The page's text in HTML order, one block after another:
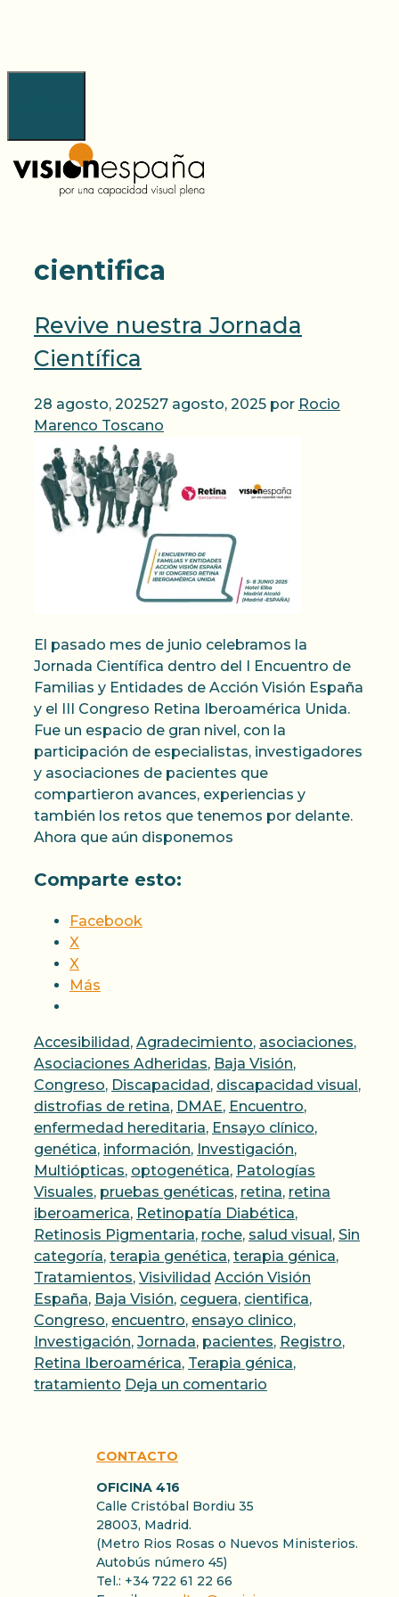
cientifica
Revive nuestra Jornada
Científica
28 agosto, 202527 agosto, 2025 por Rocio
Marenco Toscano
El pasado mes de junio celebramos la
Jornada Científica dentro del I Encuentro de
Familias y Entidades de Acción Visión España
y el III Congreso Retina Iberoamérica Unida.
Fue un espacio de gran nivel, con la
participación de especialistas, investigadores
y asociaciones de pacientes que
compartieron avances, experiencias y
también los retos que tenemos por delante.
Ahora que aún disponemos
Comparte esto:
Facebook
X
X
Más
Categorías
Accesibilidad, Agradecimiento, asociaciones,
Asociaciones Adheridas, Baja Visión,
Congreso, Discapacidad, discapacidad visual,
distrofias de retina, DMAE, Encuentro,
enfermedad hereditaria, Ensayo clínico,
genética, información, Investigación,
Multiópticas, optogenética, Patologías
Visuales, pruebas genéticas, retina, retina
iberoamerica, Retinopatía Diabética,
Retinosis Pigmentaria, roche, salud visual, Sin
categoría, terapia genética, terapia génica,
Tratamientos, Visivilidad Etiquetas
Acción Visión
España, Baja Visión, ceguera, cientifica,
Congreso, encuentro, ensayo clinico,
Investigación, Jornada, pacientes, Registro,
Retina Iberoamérica, Terapia génica,
tratamiento Deja un comentario
CONTACTO
OFICINA 416
Calle Cristóbal Bordiu 35
28003, Madrid.
(Metro Rios Rosas o Nuevos Ministerios.
Autobús número 45)
Tel.: +34 722 61 22 66